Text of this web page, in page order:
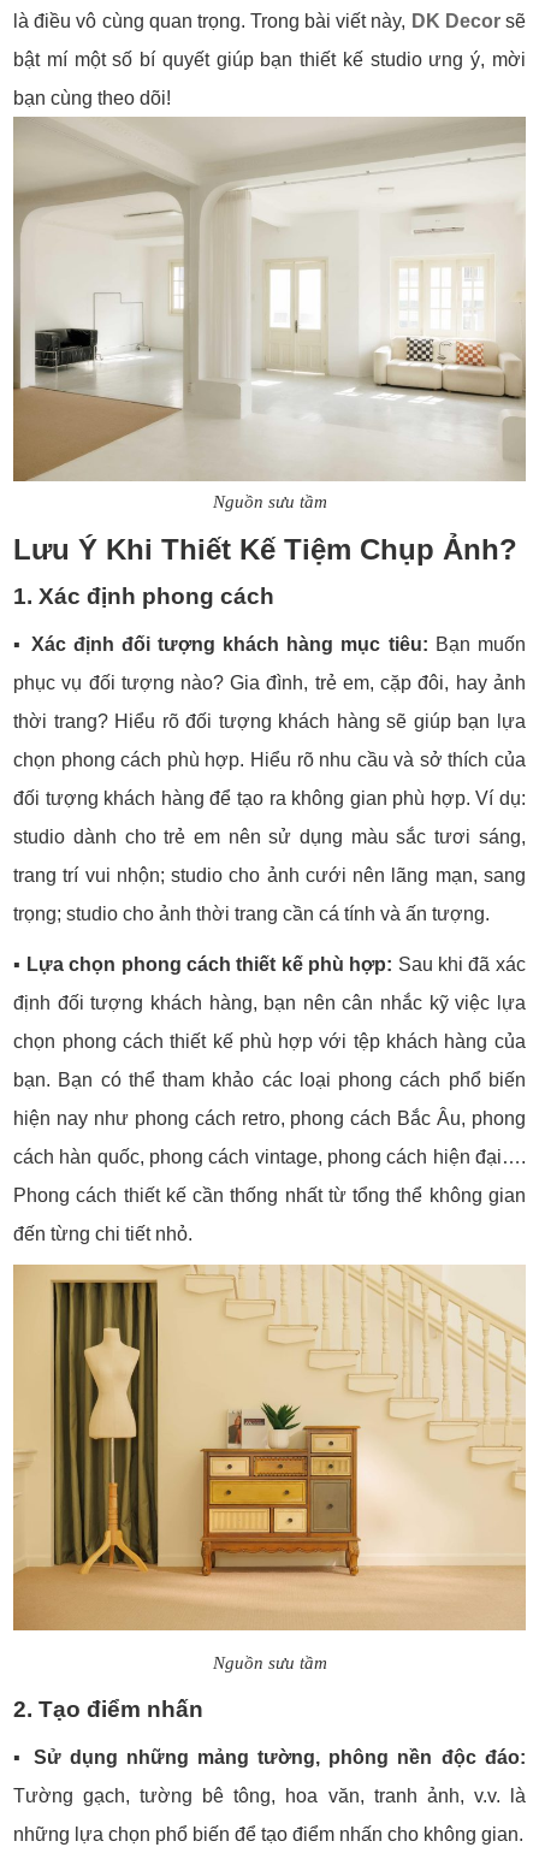
là điều vô cùng quan trọng. Trong bài viết này, DK Decor sẽ
bật mí một số bí quyết giúp bạn thiết kế studio ưng ý, mời
bạn cùng theo dõi!
Nguồn sưu tầm
Lưu Ý Khi Thiết Kế Tiệm Chụp Ảnh?
1. Xác định phong cách
▪️ Xác định đối tượng khách hàng mục tiêu: Bạn muốn
phục vụ đối tượng nào? Gia đình, trẻ em, cặp đôi, hay ảnh
thời trang? Hiểu rõ đối tượng khách hàng sẽ giúp bạn lựa
chọn phong cách phù hợp. Hiểu rõ nhu cầu và sở thích của
đối tượng khách hàng để tạo ra không gian phù hợp. Ví dụ:
studio dành cho trẻ em nên sử dụng màu sắc tươi sáng,
trang trí vui nhộn; studio cho ảnh cưới nên lãng mạn, sang
trọng; studio cho ảnh thời trang cần cá tính và ấn tượng.
▪️ Lựa chọn phong cách thiết kế phù hợp: Sau khi đã xác
định đối tượng khách hàng, bạn nên cân nhắc kỹ việc lựa
chọn phong cách thiết kế phù hợp với tệp khách hàng của
bạn. Bạn có thể tham khảo các loại phong cách phổ biến
hiện nay như phong cách retro, phong cách Bắc Âu, phong
cách hàn quốc, phong cách vintage, phong cách hiện đại….
Phong cách thiết kế cần thống nhất từ tổng thể không gian
đến từng chi tiết nhỏ.
Nguồn sưu tầm
2. Tạo điểm nhấn
▪️ Sử dụng những mảng tường, phông nền độc đáo:
Tường gạch, tường bê tông, hoa văn, tranh ảnh, v.v. là
những lựa chọn phổ biến để tạo điểm nhấn cho không gian.